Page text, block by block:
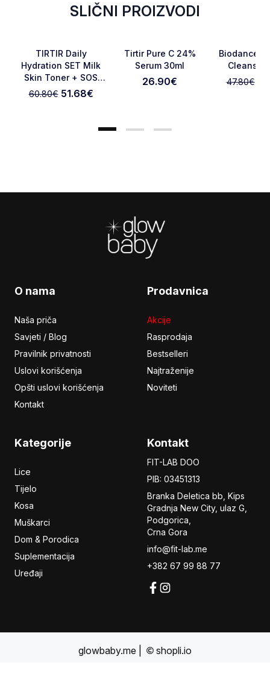
Pošaljite pregled
SLIČNI PROIZVODI
Favorite
TIRTIR Daily
Hydration SET Milk
Skin Toner + SOS
Serum
60.80€ 51.68€
Favorite
Tirtir Pure C 24%
Serum 30ml
26.90€
Biodance
47.80€
O nama
Naša priča
Savjeti / Blog
Pravilnik privatnosti
Uslovi korišćenja
Opšti uslovi korišćenja
Kontakt
Prodavnica
Akcije
Rasprodaja
Bestselleri
Najtraženije
Noviteti
Kategorije
Lice
Tijelo
Kosa
Muškarci
Dom & Porodica
Suplementacija
Uređaji
Kontakt
FIT-LAB DOO
PIB: 03451313
Branka Deletica bb, Kips
Gradnja New City, ulaz G,
Podgorica,
Crna Gora
info@fit-lab.me
+382 67 99 88 77
glowbaby.me shopli.io